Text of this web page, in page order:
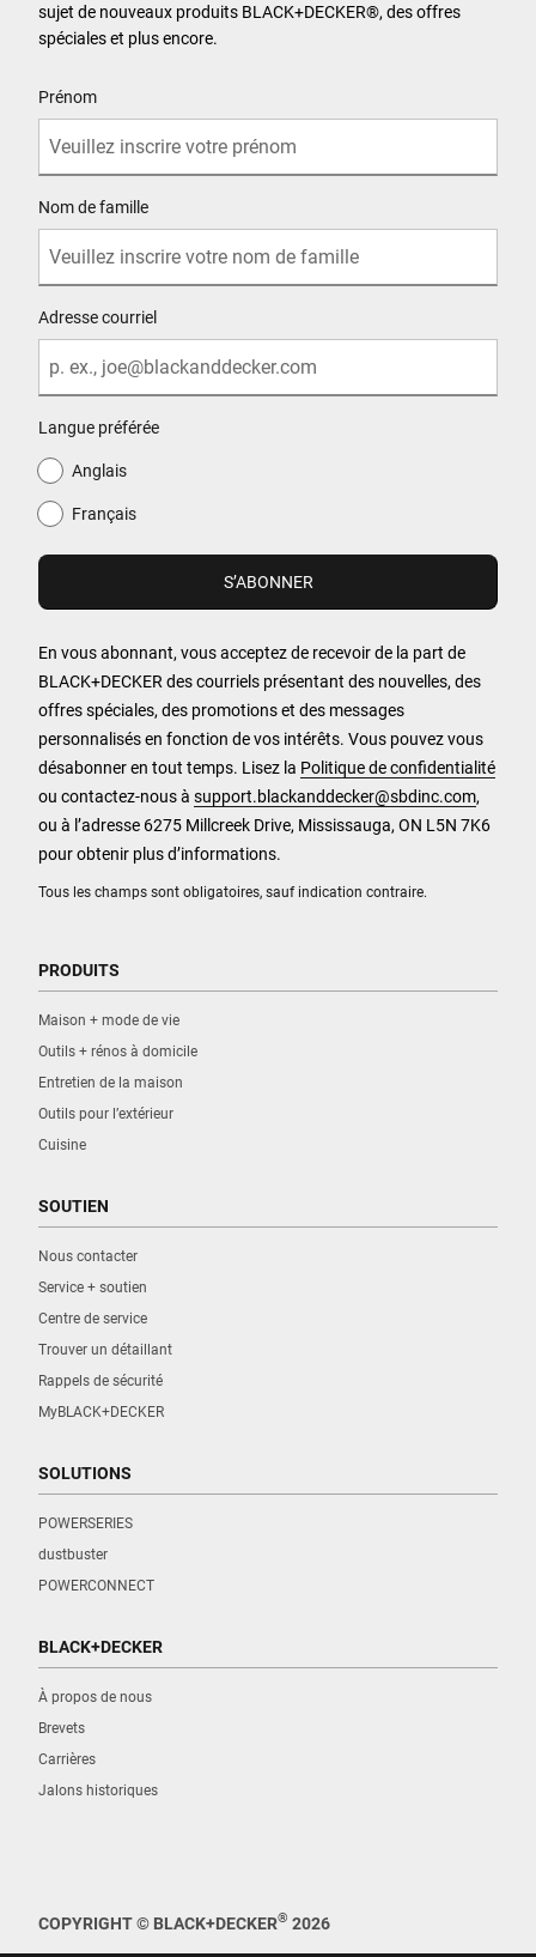
Tous les champs sont obligatoires, sauf indication contraire.
sujet de nouveaux produits BLACK+DECKER®, des offres
spéciales et plus encore.
Prénom
Nom de famille
Adresse courriel
Langue préférée
Anglais
Français
En vous abonnant, vous acceptez de recevoir de la part de
BLACK+DECKER des courriels présentant des nouvelles, des
offres spéciales, des promotions et des messages
personnalisés en fonction de vos intérêts. Vous pouvez vous
désabonner en tout temps. Lisez la Politique de confidentialité
ou contactez-nous à support.blackanddecker@sbdinc.com,
ou à l’adresse 6275 Millcreek Drive, Mississauga, ON L5N 7K6
pour obtenir plus d’informations.
PRODUITS
Maison + mode de vie
Outils + rénos à domicile
Entretien de la maison
Outils pour l’extérieur
Cuisine
SOUTIEN
Nous contacter
Service + soutien
Centre de service
Trouver un détaillant
Rappels de sécurité
MyBLACK+DECKER
SOLUTIONS
POWERSERIES
dustbuster
POWERCONNECT
BLACK+DECKER
À propos de nous
Brevets
Carrières
Jalons historiques
COPYRIGHT © BLACK+DECKER® 2026